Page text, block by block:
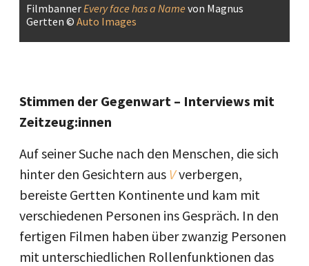
FilmbannerEvery face has a Name von Magnus
Gertten © Auto Images
Stimmen der Gegenwart – Interviews mit
Zeitzeug:innen
Auf seiner Suche nach den Menschen, die sich
hinter den Gesichtern aus Vverbergen,
bereiste Gertten Kontinente und kam mit
verschiedenen Personen ins Gespräch. In den
fertigen Filmen haben über zwanzig Personen
mit unterschiedlichen Rollenfunktionen das